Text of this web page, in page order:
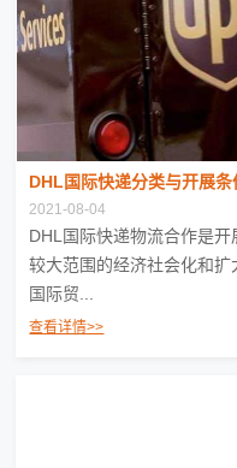
DHL国际快递分类与开展条
2021-08-04
DHL国际快递物流合作是
较大范围的经济社会化和
国际贸...
查看详情>>